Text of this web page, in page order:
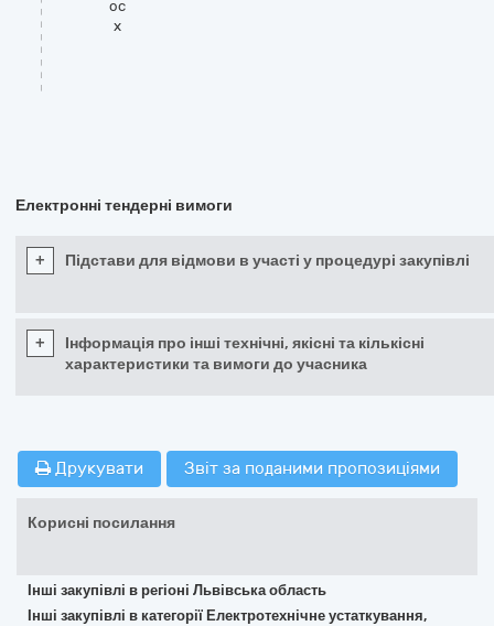
oc
x
Електронні тендерні вимоги
+ Підстави для відмови в участі у процедурі закупівлі
+
Інформація про інші технічні, якісні та кількісні
характеристики та вимоги до учасника
Друкувати Звіт за поданими пропозиціями
Корисні посилання
Інші закупівлі в регіоні Львівська область
Інші закупівлі в категорії Електротехнічне устаткування,